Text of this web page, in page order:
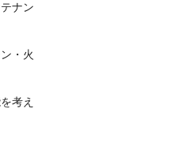
ナン
・火
考え